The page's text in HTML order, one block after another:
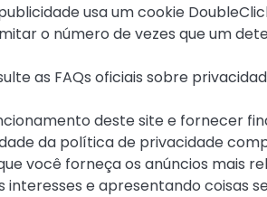
usa um cookie
o número de vezes que um
as FAQs oficiais sobre
deste site e fornecer
da política de privacidade
você forneça os anúncios mais
e apresentando coisas